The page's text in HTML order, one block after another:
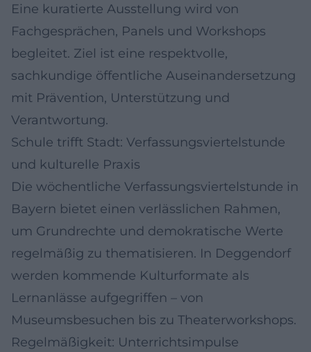
Eine kuratierte Ausstellung wird von
Fachgesprächen, Panels und Workshops
begleitet. Ziel ist eine respektvolle,
sachkundige öffentliche Auseinandersetzung
mit Prävention, Unterstützung und
Verantwortung.
Schule trifft Stadt: Verfassungsviertelstunde
und kulturelle Praxis
Die wöchentliche Verfassungsviertelstunde in
Bayern bietet einen verlässlichen Rahmen,
um Grundrechte und demokratische Werte
regelmäßig zu thematisieren. In Deggendorf
werden kommende Kulturformate als
Lernanlässe aufgegriffen – von
Museumsbesuchen bis zu Theaterworkshops.
Regelmäßigkeit: Unterrichtsimpulse